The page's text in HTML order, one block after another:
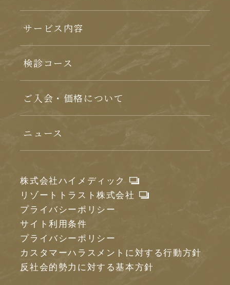
サービス内容
検診コース
ご入会・価格について
ニュース
株式会社ハイメディック
リゾートトラスト株式会社
プライバシーポリシー
サイト利用条件
プライバシーポリシー
カスタマーハラスメントに対する行動方針
反社会的勢力に対する基本方針